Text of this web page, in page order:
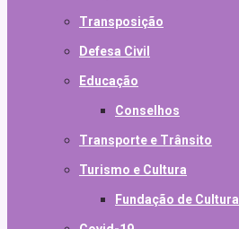
Transposição
Defesa Civil
Educação
Conselhos
Transporte e Trânsito
Turismo e Cultura
Fundação de Cultura